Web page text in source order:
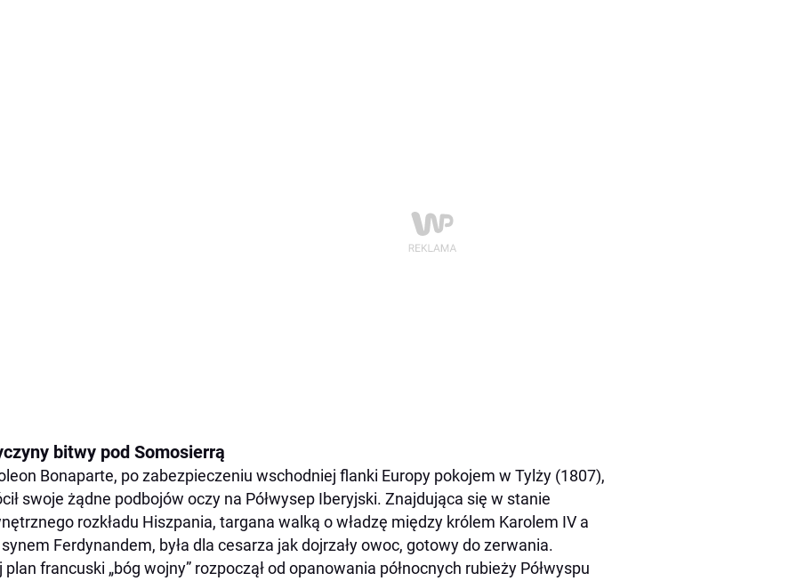
bitwy pod Somosierrą
Bonaparte, po zabezpieczeniu wschodniej flanki Europy pokojem w Tylży (1807),
swoje żądne podbojów oczy na Półwysep Iberyjski. Znajdująca się w stanie
rozkładu Hiszpania, targana walką o władzę między królem Karolem IV a
Ferdynandem, była dla cesarza jak dojrzały owoc, gotowy do zerwania.
plan francuski „bóg wojny” rozpoczął od opanowania północnych rubieży Półwyspu